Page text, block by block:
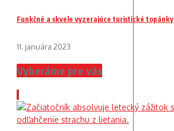
Funkčné a skvele vyzerajúce turistické topánky
11. januára 2023
Vyberáme pre vás
1